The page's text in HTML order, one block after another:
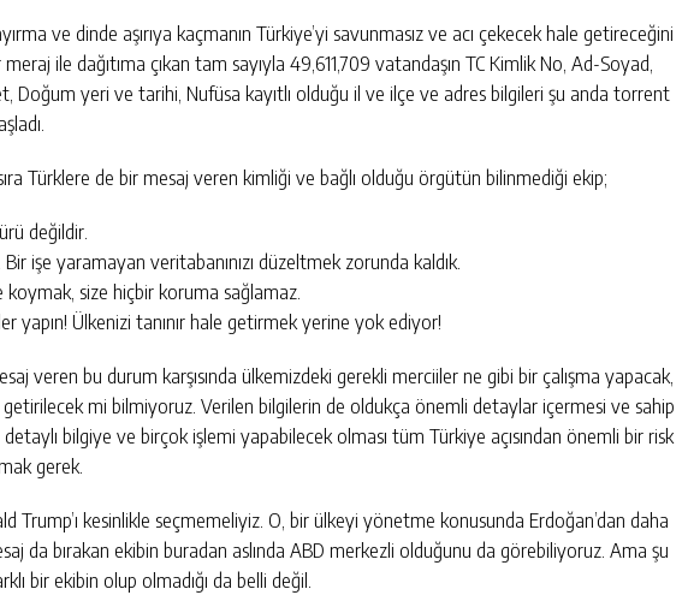
ve dinde aşırıya kaçmanın Türkiye’yi savunmasız ve acı çekecek hale getireceğini
ile dağıtıma çıkan tam sayıyla 49,611,709 vatandaşın TC Kimlik No, Ad-Soyad,
Doğum yeri ve tarihi, Nufüsa kayıtlı olduğu il ve ilçe ve adres bilgileri şu anda torrent
Türklere de bir mesaj veren kimliği ve bağlı olduğu örgütün bilinmediği ekip;
değildir.
Bir işe yaramayan veritabanınızı düzeltmek zorunda kaldık.
koymak, size hiçbir koruma sağlamaz.
yapın! Ülkenizi tanınır hale getirmek yerine yok ediyor!
veren bu durum karşısında ülkemizdeki gerekli merciiler ne gibi bir çalışma yapacak,
mi bilmiyoruz. Verilen bilgilerin de oldukça önemli detaylar içermesi ve sahip
bilgiye ve birçok işlemi yapabilecek olması tüm Türkiye açısından önemli bir risk
gerek.
Trump’ı kesinlikle seçmemeliyiz. O, bir ülkeyi yönetme konusunda Erdoğan’dan daha
da bırakan ekibin buradan aslında ABD merkezli olduğunu da görebiliyoruz. Ama şu
bir ekibin olup olmadığı da belli değil.